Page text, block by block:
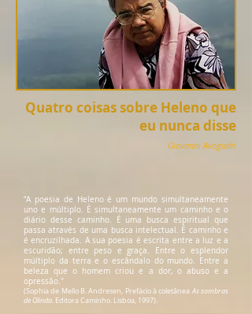
Quatro coisas sobre Heleno que
eu nunca disse
Giovanni Avogadri
“A poesia de Heleno é um mundo simultaneamente
uno e múltiplo. É simultaneamente um caminho e o
diário desse caminho. É uma busca espiritual que
passa através de uma busca intelectual. É caminho e
é encruzilhada. A sua poesia é escrita entre a luz e a
escuridão; entre peso e graça. Entre o esplendor
múltiplo da terra e o escândalo do mundo. Entre a
beleza que o homem criou e a dor, o abuso e a
opressão."
(Sophia de Mello B. Andresen, Prefácio à coletânea As sombras
de Olinda. Editora Caminho. Lisboa, 1997).